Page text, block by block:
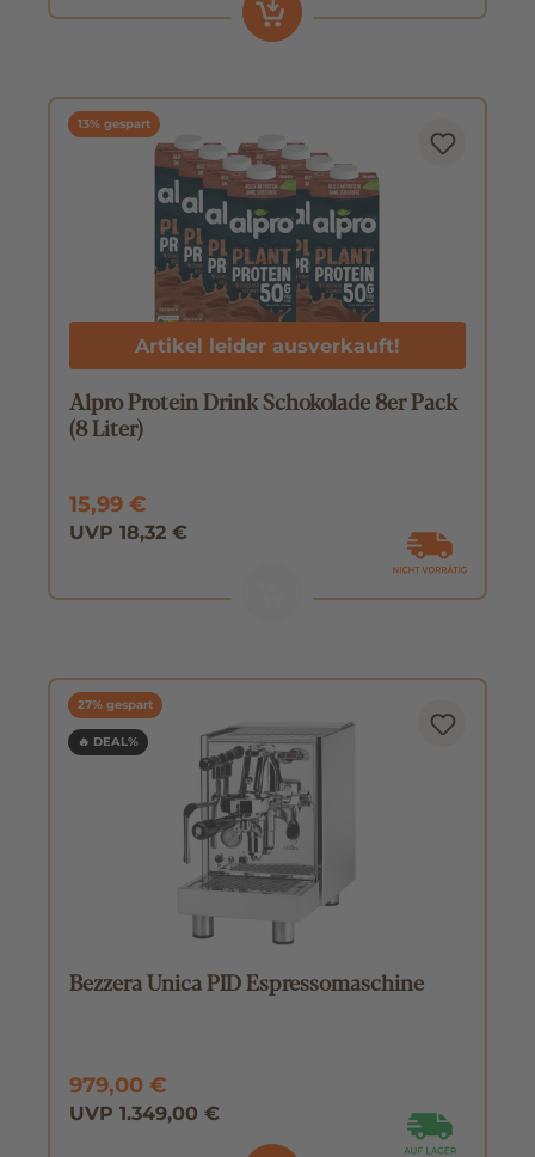
13% gespart
Artikel leider ausverkauft!
Alpro Protein Drink Schokolade 8er Pack
(8 Liter)
15,99 €
UVP 18,32 €
27% gespart
🔥 DEAL%
Bezzera Unica PID Espressomaschine
979,00 €
UVP 1.349,00 €